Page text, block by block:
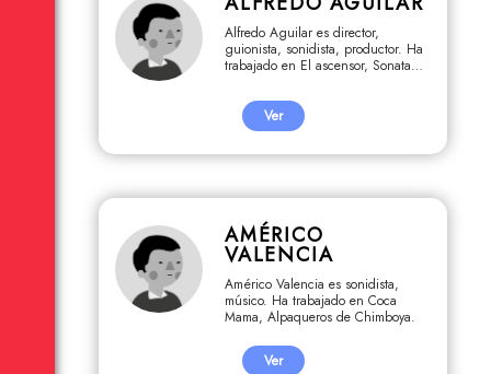
Alfredo Aguilar es director,
guionista, sonidista, productor. Ha
trabajado en El ascensor, Sonata
Ver
AMÉRICO
VALENCIA
Américo Valencia es sonidista,
músico. Ha trabajado en Coca
Mama, Alpaqueros de Chimboya.
Ver